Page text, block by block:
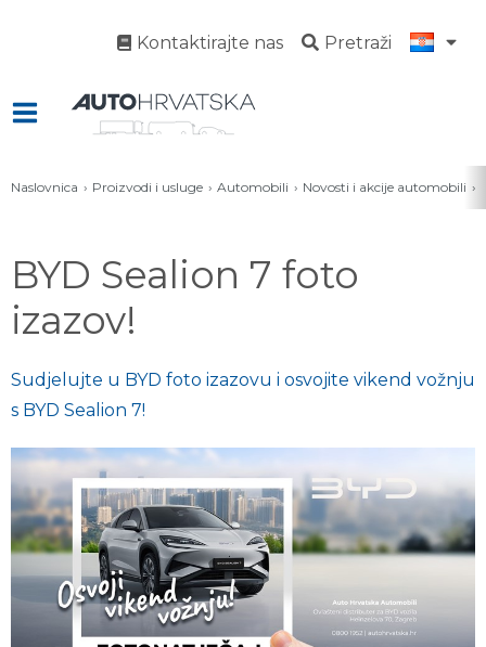
Kontaktirajte nas Pretraži
Naslovnica Proizvodi i usluge Automobili Novosti i akcije automobili
BYD Sealion 7 foto
izazov!
Sudjelujte u BYD foto izazovu i osvojite vikend vožnju
s BYD Sealion 7!